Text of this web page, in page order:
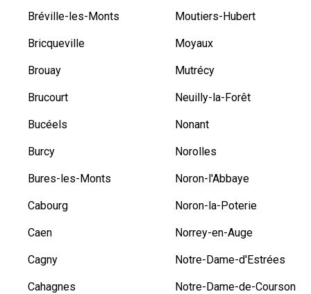
Bréville-les-Monts
Bricqueville
Brouay
Brucourt
Bucéels
Burcy
Bures-les-Monts
Cabourg
Caen
Cagny
Cahagnes
Moutiers-Hubert
Moyaux
Mutrécy
Neuilly-la-Forêt
Nonant
Norolles
Noron-l'Abbaye
Noron-la-Poterie
Norrey-en-Auge
Notre-Dame-d'Estrées
Notre-Dame-de-Courson